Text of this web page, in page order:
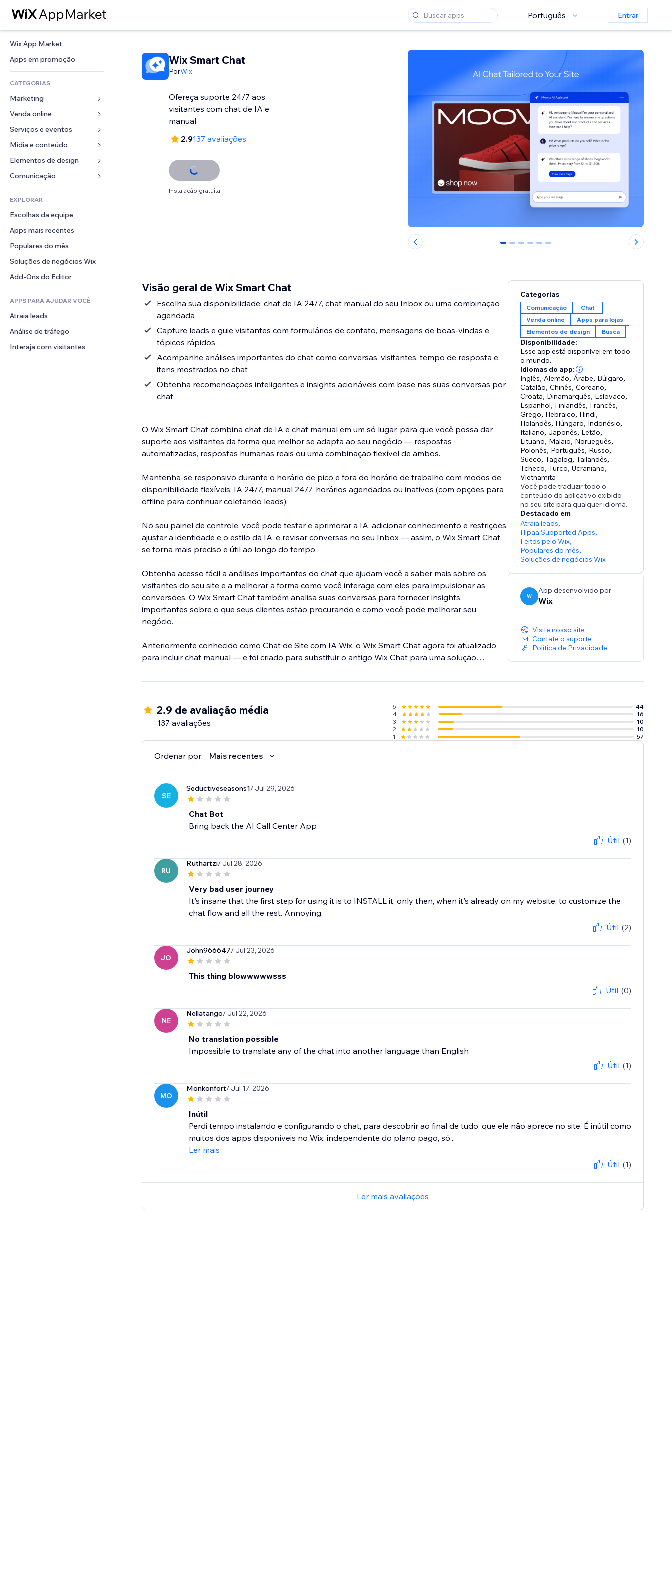
Português Entrar
Wix App Market
Apps em promoção
CATEGORIAS
Marketing
Anúncios
Mobile
Análises
Listas do site
Email
Venda online
Apps para lojas
Frete e entrega
Botões de venda
Contabilidade
Cupons e fidelidade
Soluções de armazenamento
Serviços e eventos
Hotéis
Eventos
Restaurantes
Imobiliária
Meus agendamentos
Mídia e conteúdo
Galeria
Músicas
Podcasts
Fotografia
Vídeo
PDF
Compartilhamento de arquivos
Notícias
Elementos de design
Mapas e navegação
Privacidade e segurança
Relógio
Templates de página
Efeitos de imagem
Botões e menus
Banners e selos
Calculadoras
Busca
Previsão do tempo
Tabelas e gráficos
Formulários
Enquetes
Chat
Comentários
Telefone
Comunidade
Avaliações e depoimentos
CRM
EXPLORAR
Escolhas da equipe
Apps mais recentes
Populares do mês
Soluções de negócios Wix
Add-Ons do Editor
APPS PARA AJUDAR VOCÊ
Atraia leads
Análise de tráfego
Interaja com visitantes
Wix Smart Chat
PorWix
Ofereça suporte 24/7 aos
visitantes com chat de IA e
manual
2.9137 avaliações
Instalação gratuita
0 1 2 3 4 5
Visão geral de Wix Smart Chat
Escolha sua disponibilidade: chat de IA 24/7, chat manual do seu Inbox ou uma combinação
agendada
Capture leads e guie visitantes com formulários de contato, mensagens de boas-vindas e
tópicos rápidos
Acompanhe análises importantes do chat como conversas, visitantes, tempo de resposta e
itens mostrados no chat
Obtenha recomendações inteligentes e insights acionáveis com base nas suas conversas por
chat
O Wix Smart Chat combina chat de IA e chat manual em um só lugar, para que você possa dar
suporte aos visitantes da forma que melhor se adapta ao seu negócio — respostas
automatizadas, respostas humanas reais ou uma combinação flexível de ambos.
Mantenha-se responsivo durante o horário de pico e fora do horário de trabalho com modos de
disponibilidade flexíveis: IA 24/7, manual 24/7, horários agendados ou inativos (com opções para
offline para continuar coletando leads).
No seu painel de controle, você pode testar e aprimorar a IA, adicionar conhecimento e restrições,
ajustar a identidade e o estilo da IA, e revisar conversas no seu Inbox — assim, o Wix Smart Chat
se torna mais preciso e útil ao longo do tempo.
Obtenha acesso fácil a análises importantes do chat que ajudam você a saber mais sobre os
visitantes do seu site e a melhorar a forma como você interage com eles para impulsionar as
conversões. O Wix Smart Chat também analisa suas conversas para fornecer insights
importantes sobre o que seus clientes estão procurando e como você pode melhorar seu
negócio.
Anteriormente conhecido como Chat de Site com IA Wix, o Wix Smart Chat agora foi atualizado
para incluir chat manual — e foi criado para substituir o antigo Wix Chat para uma solução
Categorias
Comunicação
Chat
Venda online
Apps para lojas
Elementos de design
Busca
Disponibilidade:
Esse app está disponível em todo
o mundo.
Idiomas do app:
Inglês, Alemão, Árabe, Búlgaro,
Catalão,Chinês,Coreano,
Croata, Dinamarquês, Eslovaco,
Espanhol, Finlandês, Francês,
Grego, Hebraico, Hindi,
Holandês, Húngaro, Indonésio,
Italiano, Japonês, Letão,
Lituano, Malaio, Norueguês,
Polonês, Português, Russo,
Sueco,Tagalog,Tailandês,
Tcheco,Turco,Ucraniano,
Vietnamita
Você pode traduzir todo o
conteúdo do aplicativo exibido
no seu site para qualquer idioma.
Destacado em
Atraia leads,
Hipaa Supported Apps,
Feitos pelo Wix,
Populares do mês,
Soluções de negócios Wix
W
App desenvolvido por
Wix
Visite nosso site
Contate o suporte
Política de Privacidade
2.9 de avaliação média
137 avaliações
5
44
4
16
3
10
2
10
1
57
Ordenar por: Mais recentes
SE
Seductiveseasons1/ Jul 29, 2026
Chat Bot
Bring back the AI Call Center App
Útil (1)
RU
Ruthartzi/ Jul 28, 2026
Very bad user journey
It's insane that the first step for using it is to INSTALL it, only then, when it's already on my website, to customize the
chat flow and all the rest. Annoying.
Útil (2)
JO
John966647/ Jul 23, 2026
This thing blowwwwwsss
Útil (0)
NE
Nellatango/ Jul 22, 2026
No translation possible
Impossible to translate any of the chat into another language than English
Útil (1)
MO
Monkonfort/ Jul 17, 2026
Inútil
Perdi tempo instalando e configurando o chat, para descobrir ao final de tudo, que ele não aprece no site. É inútil como
muitos dos apps disponíveis no Wix, independente do plano pago, só...
Ler mais
Útil (1)
Ler mais avaliações